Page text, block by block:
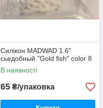
Силікон MADWAD 1.6"
сьедобный "Gold fish" color 8
В наявності
65 ₴/упаковка